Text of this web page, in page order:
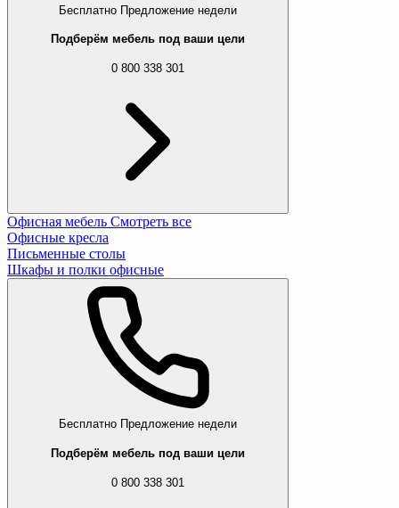
Бесплатно Предложение недели
Подберём мебель под ваши цели
0 800 338 301
Офисная мебель Смотреть все
Офисные кресла
Письменные столы
Шкафы и полки офисные
Бесплатно Предложение недели
Подберём мебель под ваши цели
0 800 338 301